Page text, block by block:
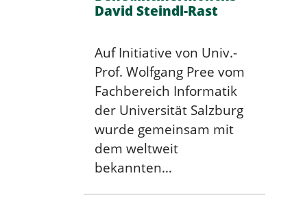
David Steindl-Rast
Auf Initiative von Univ.-
Prof. Wolfgang Pree vom
Fachbereich Informatik
der Universität Salzburg
wurde gemeinsam mit
dem weltweit
bekannten…